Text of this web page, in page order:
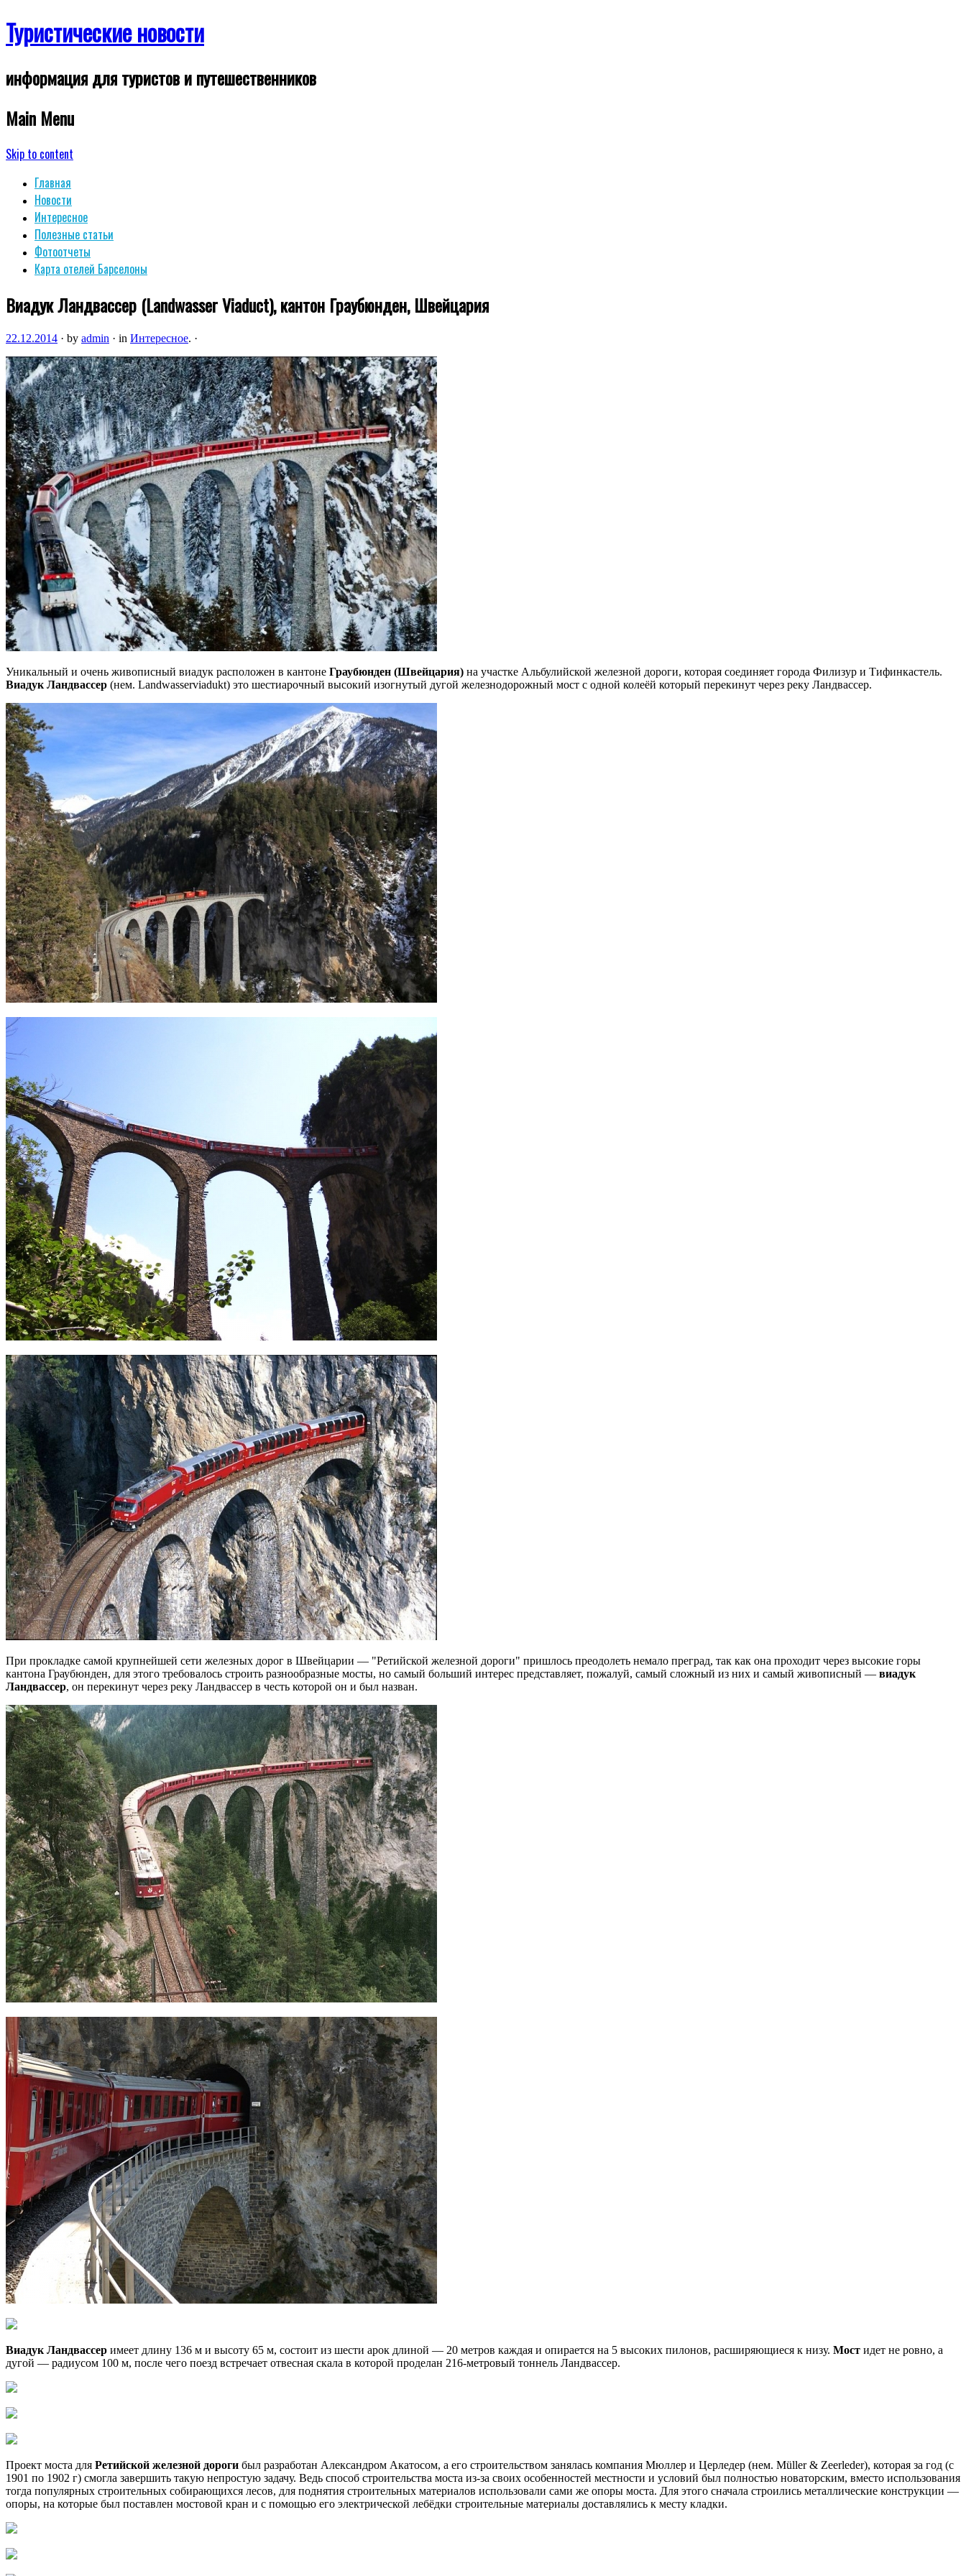
Туристические новости
информация для туристов и путешественников
Main Menu
Skip to content
Главная
Новости
Интересное
Полезные статьи
Фотоотчеты
Карта отелей Барселоны
Виадук Ландвассер (Landwasser Viaduct), кантон Граубюнден, Швейцария
22.12.2014 · by admin · in Интересное. ·
Уникальный и очень живописный виадук расположен в кантоне Граубюнден (Швейцария) на участке Альбулийской железной дороги, которая соединяет города Филизур и Тифинкастель.
Виадук Ландвассер (нем. Landwasserviadukt) это шестиарочный высокий изогнутый дугой железнодорожный мост с одной колеёй который перекинут через реку Ландвассер.
При прокладке самой крупнейшей сети железных дорог в Швейцарии — "Ретийской железной дороги" пришлось преодолеть немало преград, так как она проходит через высокие горы
кантона Граубюнден, для этого требовалось строить разнообразные мосты, но самый больший интерес представляет, пожалуй, самый сложный из них и самый живописный — виадук
Ландвассер, он перекинут через реку Ландвассер в честь которой он и был назван.
Виадук Ландвассер имеет длину 136 м и высоту 65 м, состоит из шести арок длиной — 20 метров каждая и опирается на 5 высоких пилонов, расширяющиеся к низу. Мост идет не ровно, а
дугой — радиусом 100 м, после чего поезд встречает отвесная скала в которой проделан 216-метровый тоннель Ландвассер.
Проект моста для Ретийской железной дороги был разработан Александром Акатосом, а его строительством занялась компания Мюллер и Церледер (нем. Müller & Zeerleder), которая за год (с
1901 по 1902 г) смогла завершить такую непростую задачу. Ведь способ строительства моста из-за своих особенностей местности и условий был полностью новаторским, вместо использования
тогда популярных строительных собирающихся лесов, для поднятия строительных материалов использовали сами же опоры моста. Для этого сначала строились металлические конструкции —
опоры, на которые был поставлен мостовой кран и с помощью его электрической лебёдки строительные материалы доставлялись к месту кладки.